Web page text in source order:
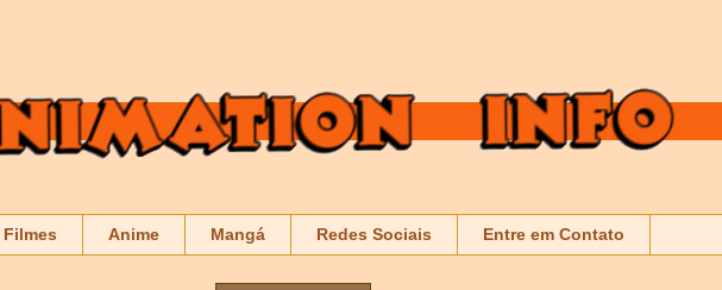
Filmes Anime Mangá Redes Sociais Entre em Contato